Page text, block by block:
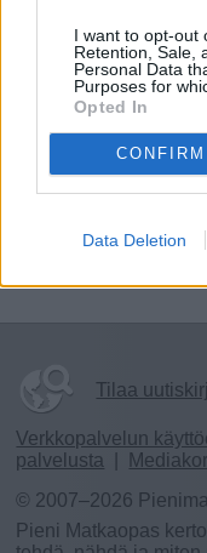
I want to opt-out
Retention, Sale,
Personal Data
Purposes for
Opted In
CONFIRM
Data Deletion
Örö
Brännskär
Tilaa
Verkkopalvelun
palvelusta
© 2007–2026
Pieni Matkaopas